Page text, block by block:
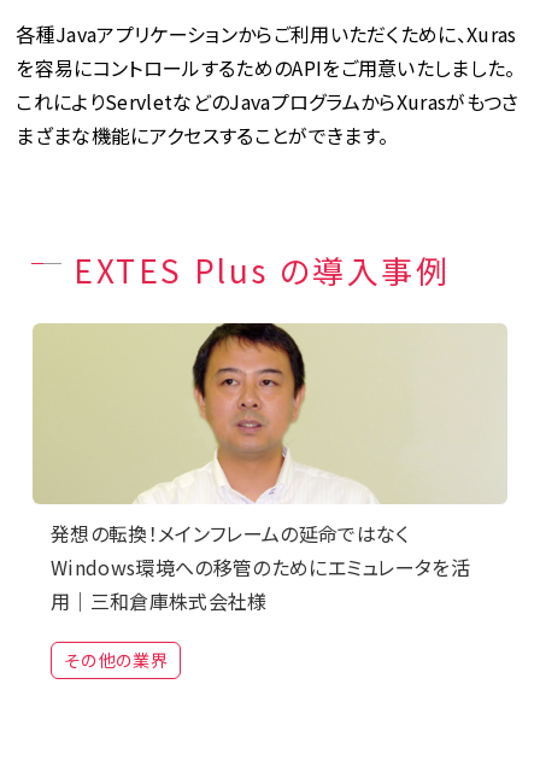
各種Javaアプリケーションからご利用いただくために、Xuras
を容易にコントロールするためのAPIをご用意いたしました。
これによりServletなどのJavaプログラムからXurasがもつさ
まざまな機能にアクセスすることができます。
EXTES Plus の導入事例
発想の転換！メインフレームの延命ではなく
Windows環境への移管のためにエミュレータを活
用｜三和倉庫株式会社様
その他の業界